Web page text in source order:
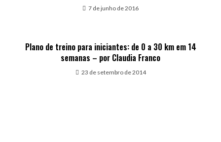
7 de junho de 2016
Plano de treino para iniciantes: de 0 a 30 km em 14
semanas – por Claudia Franco
23 de setembro de 2014